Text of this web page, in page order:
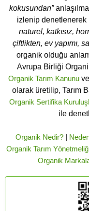
kokusundan”
izlenip
naturel, katkısız,
çiftlikten, ev yapımı,
organik olduğu
Avrupa Birliği
Organik Tarım Kanunu ve
olarak üretilip, Tarım
Organik Sertifika
ile
Organik Nedir?|
Organik Tarım
Organik